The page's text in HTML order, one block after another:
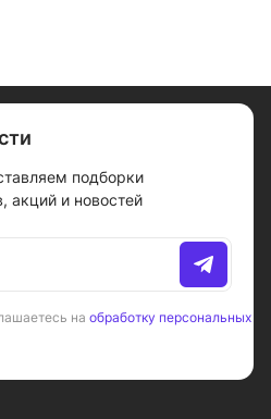
подборки
акций и новостей
на обработку персональных